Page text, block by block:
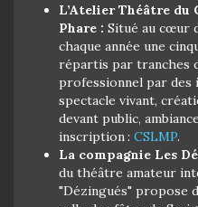
L’Atelier Théâtre du
Phare : Situé au cœur
chaque année une
répartis par tranches
professionnel par des
spectacle vivant,
devant public,
inscription : CSLMP.
La compagnie Les
du théâtre amateur
"Dézingués" propose